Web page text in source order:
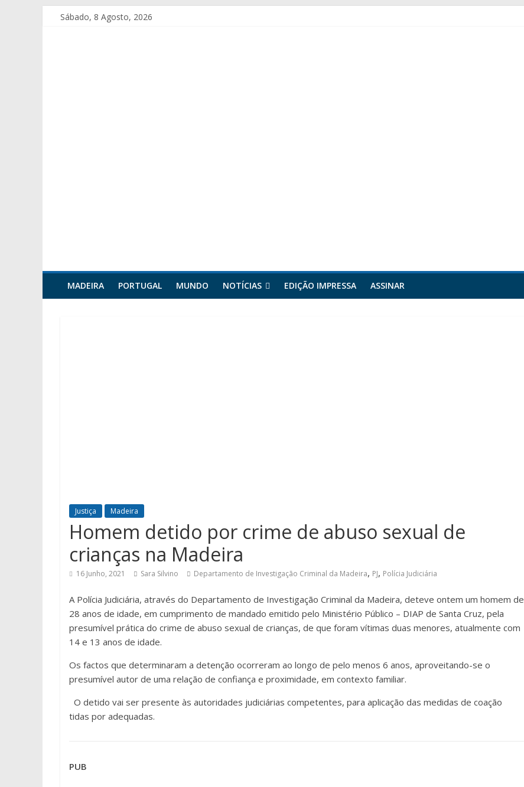
Sábado, 8 Agosto, 2026
MADEIRA PORTUGAL MUNDO NOTÍCIAS EDIÇÃO IMPRESSA ASSINAR
Justiça Madeira
Homem detido por crime de abuso sexual de
crianças na Madeira
16 Junho, 2021 Sara Silvino Departamento de Investigação Criminal da Madeira, PJ, Polícia Judiciária
A Polícia Judiciária, através do Departamento de Investigação Criminal da Madeira, deteve ontem um homem de
28 anos de idade, em cumprimento de mandado emitido pelo Ministério Público – DIAP de Santa Cruz, pela
presumível prática do crime de abuso sexual de crianças, de que foram vítimas duas menores, atualmente com
14 e 13 anos de idade.
Os factos que determinaram a detenção ocorreram ao longo de pelo menos 6 anos, aproveitando-se o
presumível autor de uma relação de confiança e proximidade, em contexto familiar.
O detido vai ser presente às autoridades judiciárias competentes, para aplicação das medidas de coação
tidas por adequadas.
PUB